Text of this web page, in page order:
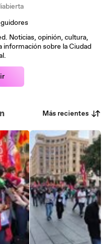
Noticias, opinión, cultura,
información sobre la Ciudad
Más recientes